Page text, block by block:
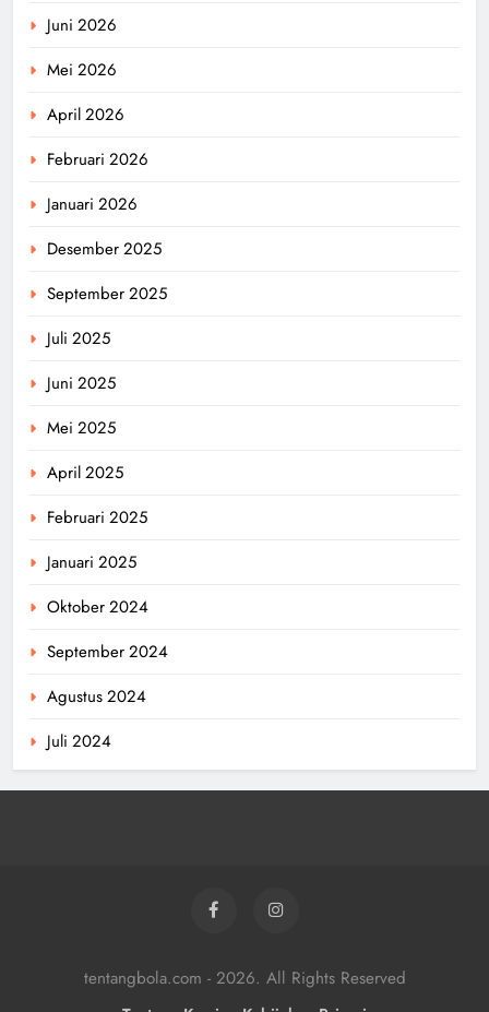
Juni 2026
Mei 2026
April 2026
Februari 2026
Januari 2026
Desember 2025
September 2025
Juli 2025
Juni 2025
Mei 2025
April 2025
Februari 2025
Januari 2025
Oktober 2024
September 2024
Agustus 2024
Juli 2024
tentangbola.com - 2026. All Rights Reserved